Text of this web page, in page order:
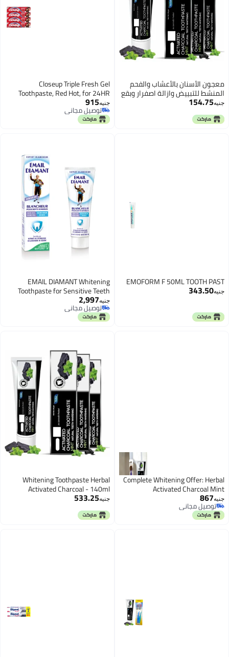
معجون الأسنان بالأعشاب والفحم
المنشط للتبييض وازالة اصفرار وبقع
الشاي والقهوة والدخان من سطح -
140 مل
جنيه154.75
Closeup Triple Fresh Gel
Toothpaste, Red Hot, for 24HR
fresh breath, 120ml x 4
جنيه915
توصيل مجاني
توصيل مجاني
EMOFORM F 50ML TOOTH PAST
جنيه343.50
EMAIL DIAMANT Whitening
Toothpaste for Sensitive Teeth
جنيه2,997
توصيل مجاني
توصيل مجاني
Complete Whitening Offer: Herbal
Activated Charcoal Mint
Toothpaste (140ml Family Size) +
HASI Superior Clean Toothbrush
(Multiple Colors) - Natural
جنيه867
توصيل مجاني
توصيل مجاني
Whitening Toothpaste Herbal
Activated Charcoal - 140ml
جنيه533.25